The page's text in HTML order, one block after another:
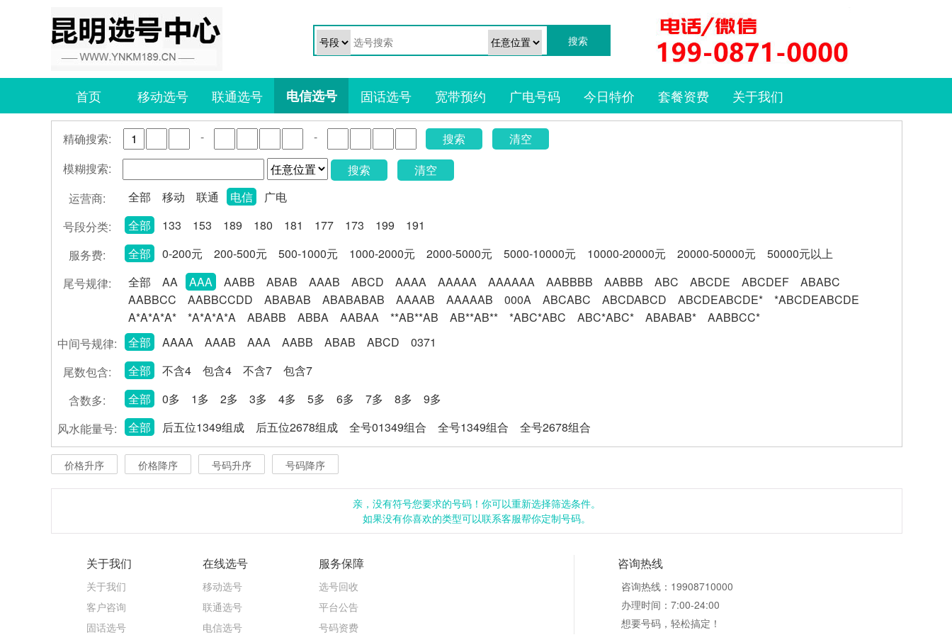
首页 移动选号 联通选号 电信选号 固话选号 宽带预约 广电号码 今日特价 套餐资费 关于我们
精确搜索: - - 搜索
清空
模糊搜索:
搜索
清空
运营商:
全部 移动 联通 电信
广电
号段分类:
全部 133 153 189 180 181 177 173 199
191
服务费:
全部 0-200元 200-500元 500-1000元 1000-2000元 2000-5000元 5000-10000元 10000-20000元 20000-50000元
50000元以上
尾号规律:
全部 AA AAA AABB ABAB AAAB ABCD AAAA AAAAA AAAAAA AABBBB AABBB ABC ABCDE ABCDEF
ABABC
AABBCC
AABBCCDD ABABAB ABABABAB AAAAB AAAAAB 000A ABCABC ABCDABCD ABCDEABCDE*
*ABCDEABCDE
A*A*A*A*
*A*A*A*A ABABB ABBA AABAA **AB**AB AB**AB** *ABC*ABC ABC*ABC* ABABAB*
AABBCC*
中间号规律:
全部 AAAA AAAB AAA AABB ABAB ABCD
0371
尾数包含:
全部 不含4 包含4 不含7
包含7
含数多:
全部 0多 1多 2多 3多 4多 5多 6多 7多 8多
9多
风水能量号:
全部 后五位1349组成 后五位2678组成 全号01349组合 全号1349组合 全号2678组合
价格升序 价格降序 号码升序 号码降序
亲，没有符号您要求的号码！你可以重新选择筛选条件。
如果没有你喜欢的类型可以联系客服帮你定制号码。
关于我们
关于我们
客户咨询
固话选号
在线选号
移动选号
联通选号
电信选号
服务保障
选号回收
平台公告
号码资费
咨询热线
咨询热线：19908710000
办理时间：7:00-24:00
想要号码，轻松搞定！